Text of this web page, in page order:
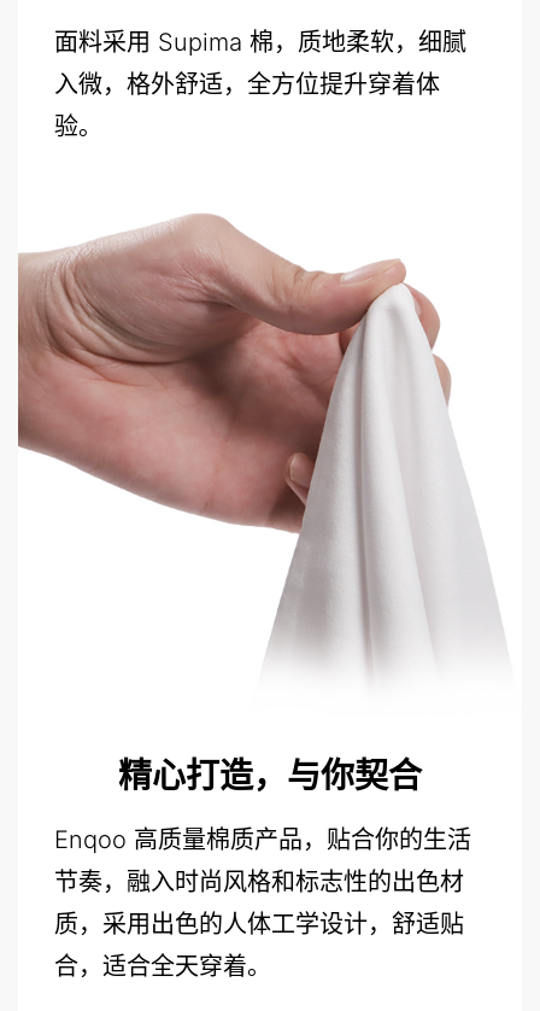
面料采用 Supima 棉，质地柔软，细腻
入微，格外舒适，全方位提升穿着体
验。
精心打造，与你契合
Enqoo 高质量棉质产品，贴合你的生活
节奏，融入时尚风格和标志性的出色材
质，采用出色的人体工学设计，舒适贴
合，适合全天穿着。